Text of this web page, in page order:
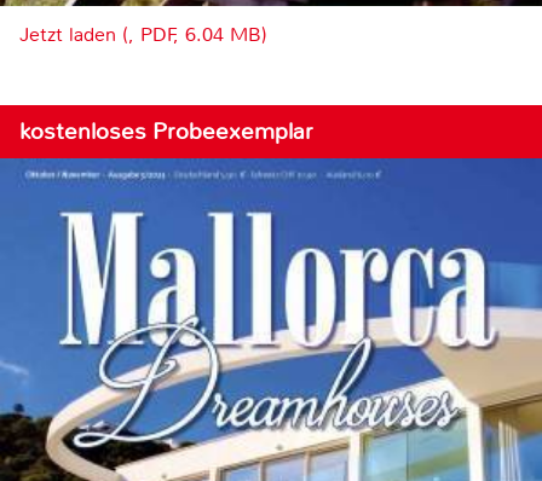
Jetzt laden (, PDF, 6.04 MB)
kostenloses Probeexemplar